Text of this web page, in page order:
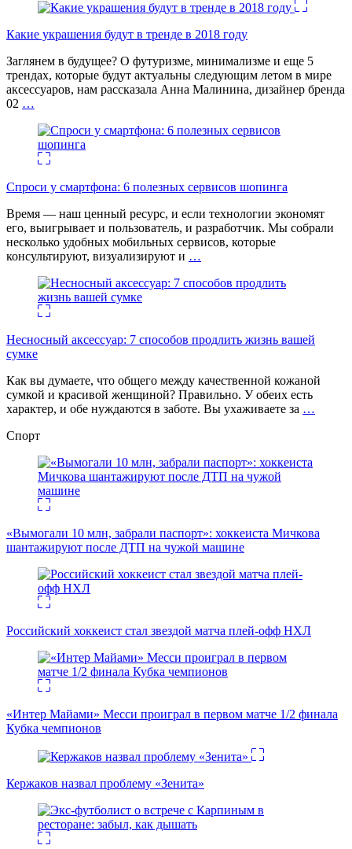
Какие украшения будут в тренде в 2018 году
Заглянем в будущее? О футуризме, минимализме и еще 5
трендах, которые будут актуальны следующим летом в мире
аксессуаров, нам рассказала Анна Малинина, дизайнер бренда
02 …
Спроси у смартфона: 6 полезных cервисов шопинга
Время — наш ценный ресурс, и если технологии экономят
его, выигрывает и пользователь, и разработчик. Мы собрали
несколько удобных мобильных сервисов, которые
консультируют, визуализируют и …
Несносный аксессуар: 7 способов продлить жизнь вашей
сумке
Как вы думаете, что общего между качественной кожаной
сумкой и красивой женщиной? Правильно. У обеих есть
характер, и обе нуждаются в заботе. Вы ухаживаете за …
Спорт
«Вымогали 10 млн, забрали паспорт»: хоккеиста Мичкова
шантажируют после ДТП на чужой машине
Российский хоккеист стал звездой матча плей-офф НХЛ
«Интер Майами» Месси проиграл в первом матче 1/2 финала
Кубка чемпионов
Кержаков назвал проблему «Зенита»